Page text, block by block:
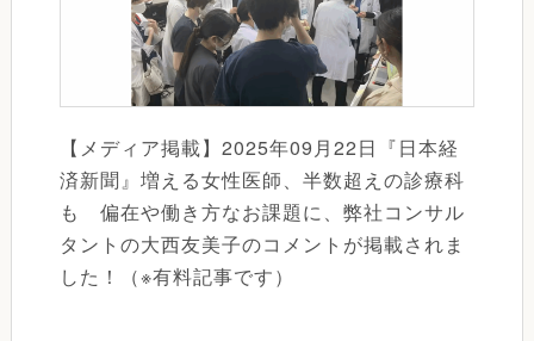
【メディア掲載】2025年09月22日『日本経
済新聞』増える女性医師、半数超えの診療科
も 偏在や働き方なお課題に、弊社コンサル
タントの大西友美子のコメントが掲載されま
した！（※有料記事です）